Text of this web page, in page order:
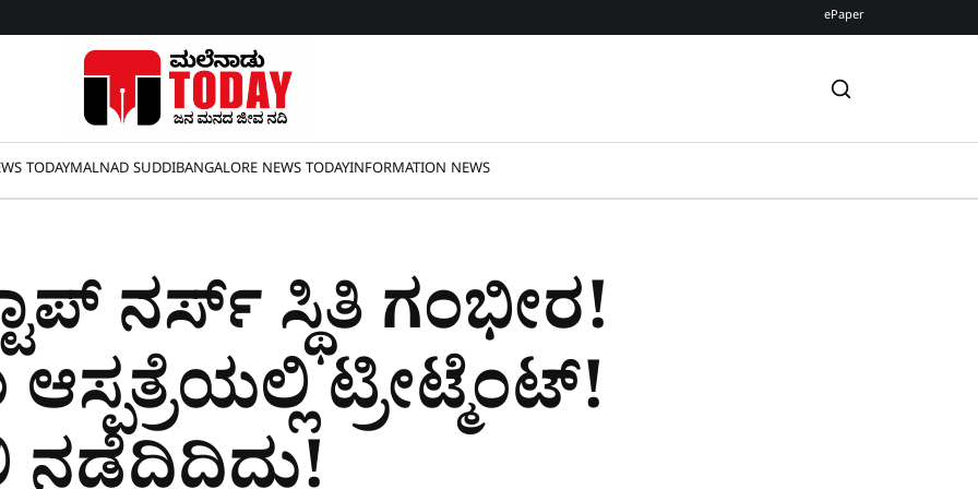
ePaper
TODAYMALNAD SUDDIBANGALORE NEWS TODAYINFORMATION NEWS
ನರ್ಸ್​ ಸ್ಥಿತಿ ಗಂಭೀರ​!
ಟ್ರೀಟ್ಮೆಂಟ್!